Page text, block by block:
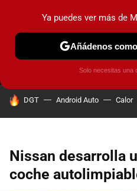
MENÚ
COCHES
HOY SE HABLA DE
DGT Android Auto Calor
Nissan desarrolla
coche
Ya puedes ver más de
Añádenos
Solo necesitas una